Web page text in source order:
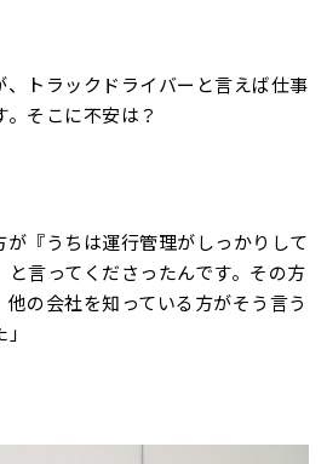
、トラックドライバーと言えば仕事
そこに不安は？
が『うちは運行管理がしっかりして
言ってくださったんです。その方
の会社を知っている方がそう言う